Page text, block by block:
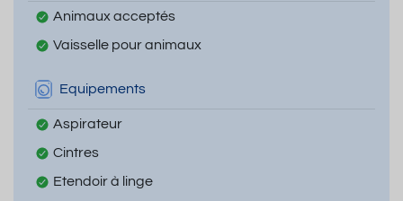
Animaux acceptés
Vaisselle pour animaux
Equipements
Aspirateur
Cintres
Etendoir à linge